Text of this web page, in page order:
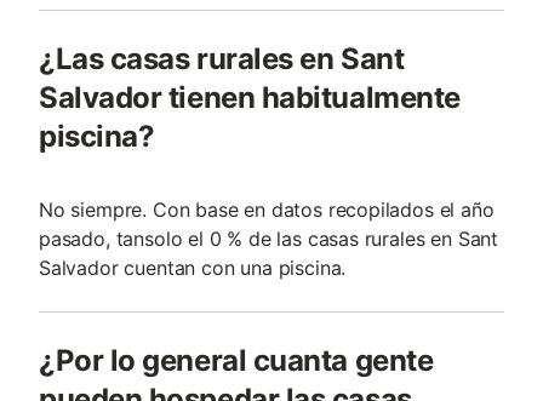
¿Las casas rurales en Sant
Salvador tienen habitualmente
piscina?
No siempre. Con base en datos recopilados el año
pasado, tansolo el 0 % de las casas rurales en Sant
Salvador cuentan con una piscina.
¿Por lo general cuanta gente